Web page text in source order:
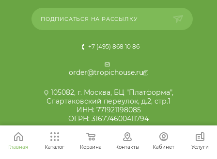
ПОДПИСАТЬСЯ НА РАССЫЛКУ
+7 (495) 868 10 86
order@tropichouse.ru
105082, г. Москва, БЦ "Платформа",
Спартаковский переулок, д.2, стр.1
ИНН: 771921198085
ОГРН: 316774600411794
Главная Каталог Корзина Контакты Кабинет Услуги